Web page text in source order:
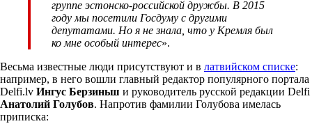
группе эстонско-российской дружбы. В 2015
году мы посетили Госдуму с другими
депутатами. Но я не знала, что у Кремля был
ко мне особый интерес».
Весьма известные люди присутствуют и в латвийском списке:
например, в него вошли главный редактор популярного портала
Delfi.lv Ингус Берзиньш и руководитель русской редакции Delfi
Анатолий Голубов. Напротив фамилии Голубова имелась
приписка: